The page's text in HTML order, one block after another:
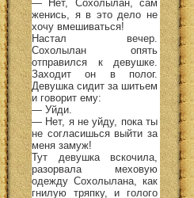
— Нет, Сохолылан, сам
женись, я в это дело не
хочу вмешиваться!
Настал вечер.
Сохолылан опять
отправился к девушке.
Заходит он в полог.
Девушка сидит за шитьем
и говорит ему:
— Уйди.
— Нет, я не уйду, пока ты
не согласишься выйти за
меня замуж!
Тут девушка вскочила,
разорвала меховую
одежду Сохолылана, как
гнилую тряпку, и голого